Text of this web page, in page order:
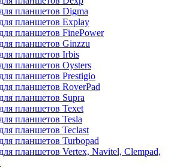
планшетов Digma
планшетов Explay
планшетов FinePower
планшетов Ginzzu
планшетов Irbis
планшетов Oysters
планшетов Prestigio
планшетов RoverPad
планшетов Supra
планшетов Texet
планшетов Tesla
планшетов Teclast
планшетов Turbopad
планшетов Vertex, Navitel, Clempad,